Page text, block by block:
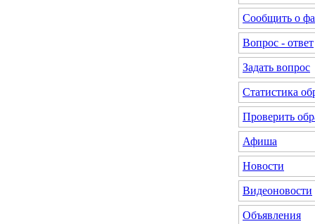
Сообщить о
Вопрос - ответ
Задать вопрос
Статистика
Проверить
Афиша
Новости
Видеоновости
Объявления